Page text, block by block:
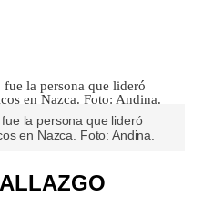
la persona que lideró
en Nazca. Foto: Andina.